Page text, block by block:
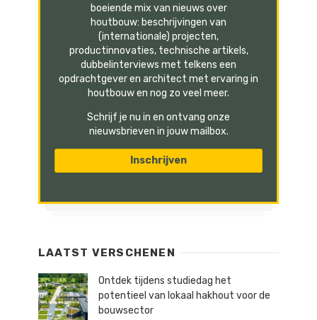
boeiende mix van nieuws over
houtbouw: beschrijvingen van
(internationale) projecten,
productinnovaties, technische artikels,
dubbelinterviews met telkens een
opdrachtgever en architect met ervaring in
houtbouw en nog zo veel meer.
Schrijf je nu in en ontvang onze
nieuwsbrieven in jouw mailbox.
LAATST VERSCHENEN
Ontdek tijdens studiedag het
potentieel van lokaal hakhout voor de
bouwsector